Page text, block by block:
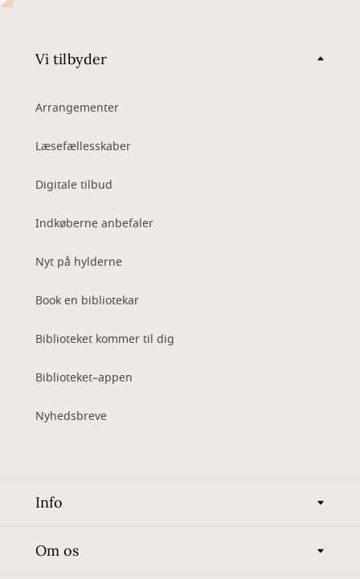
Vi tilbyder
Arrangementer
Læsefællesskaber
Digitale tilbud
Indkøberne anbefaler
Nyt på hylderne
Book en bibliotekar
Biblioteket kommer til dig
Biblioteket–appen
Nyhedsbreve
Info
Om os